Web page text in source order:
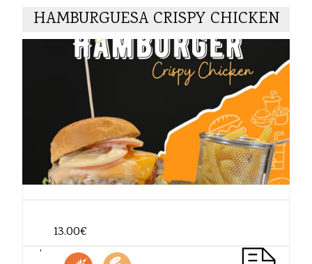
HAMBURGUESA CRISPY CHICKEN
13.00€
'